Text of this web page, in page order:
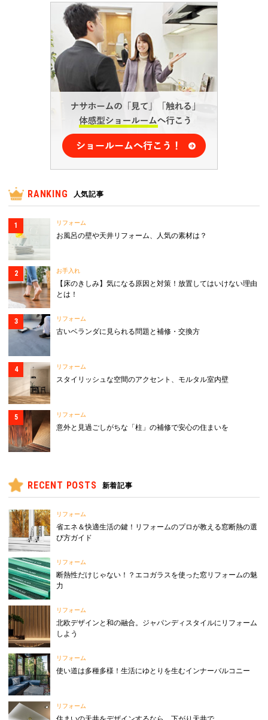
RANKING 人気記事
リフォーム
お風呂の壁や天井リフォーム、人気の素材は？
お手入れ
【床のきしみ】気になる原因と対策！放置してはいけない理由
とは！
リフォーム
古いベランダに見られる問題と補修・交換方
リフォーム
スタイリッシュな空間のアクセント、モルタル室内壁
リフォーム
意外と見過ごしがちな「柱」の補修で安心の住まいを
RECENT POSTS 新着記事
リフォーム
省エネ＆快適生活の鍵！リフォームのプロが教える窓断熱の選
び方ガイド
リフォーム
断熱性だけじゃない！？エコガラスを使った窓リフォームの魅
力
リフォーム
北欧デザインと和の融合。ジャパンディスタイルにリフォーム
しよう
リフォーム
使い道は多種多様！生活にゆとりを生むインナーバルコニー
リフォーム